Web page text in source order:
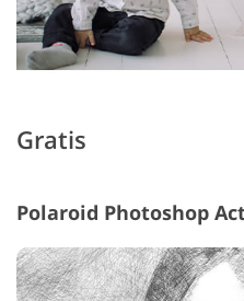
Gratis
Polaroid Photoshop